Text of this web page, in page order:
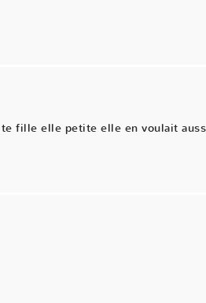
fille elle petite elle en voulait